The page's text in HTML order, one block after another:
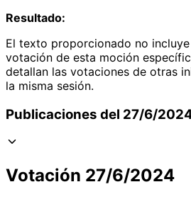
Resultado:
El texto proporcionado no
votación de esta moción
detallan las votaciones de otras
la misma sesión.
Publicaciones del 27/6/
Votación 27/6/2024